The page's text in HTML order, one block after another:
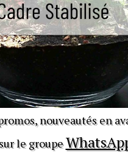
nouveautés en
le groupe